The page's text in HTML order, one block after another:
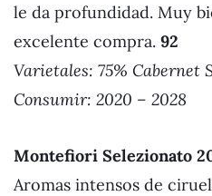
le da profundidad. Muy
excelente compra. 92
Varietales: 75% Cabernet
Consumir: 2020 – 2028
Montefiori Selezionato
Aromas intensos de